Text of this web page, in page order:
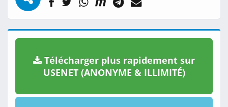
Télécharger plus rapidement sur
USENET (ANONYME & ILLIMITÉ)